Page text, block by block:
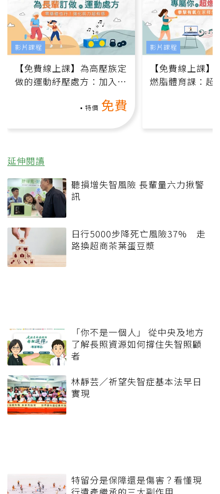
【免費線上課】為高壓族定
做的運動紓壓處方：加入行
特價 免費
影片課程
【免費線上課
燃脂體育課：超
影片課程
延伸閱讀
聽損增失智風險 長輩量六力揪警
訊
日行5000步降死亡風險37% 走
路換超商茶葉蛋豆漿
「你不是一個人」 從中央及地方
了解長照資源如何撐住失智照顧
者
林靜芸／祈望失智症基本法早日
實現
特留分是保障還是傷害？看懂現